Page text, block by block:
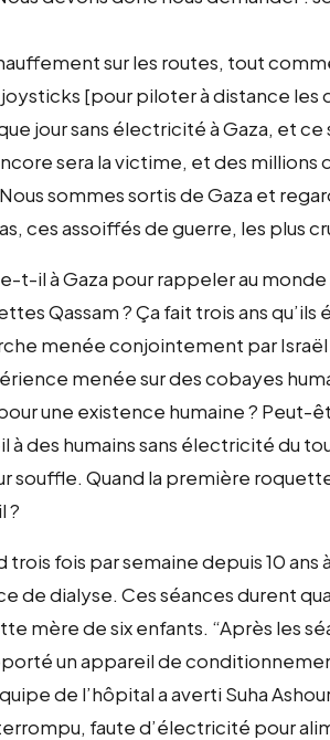
sur les routes, tout
[pour piloter à distance les
jour sans électricité à Gaza, et ce
sera la victime, et des millions
sommes sortis de Gaza et
ces assoiffés de guerre, les plus
t-il à Gaza pour rappeler au
Qassam ? Ça fait trois ans
menée conjointement par
menée sur des cobayes
une existence humaine ? Peut-
à des humains sans électricité du
souffle. Quand la première
?
trois fois par semaine depuis 10 ans
de dialyse. Ces séances durent
mère de six enfants. “Après les
un appareil de
de l’hôpital a averti Suha
faute d’électricité pour